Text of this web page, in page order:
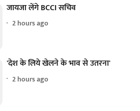
जायजा लेंगे BCCI सचिव
2 hours ago
'देश के लिये खेलने के भाव से उतरना'
2 hours ago